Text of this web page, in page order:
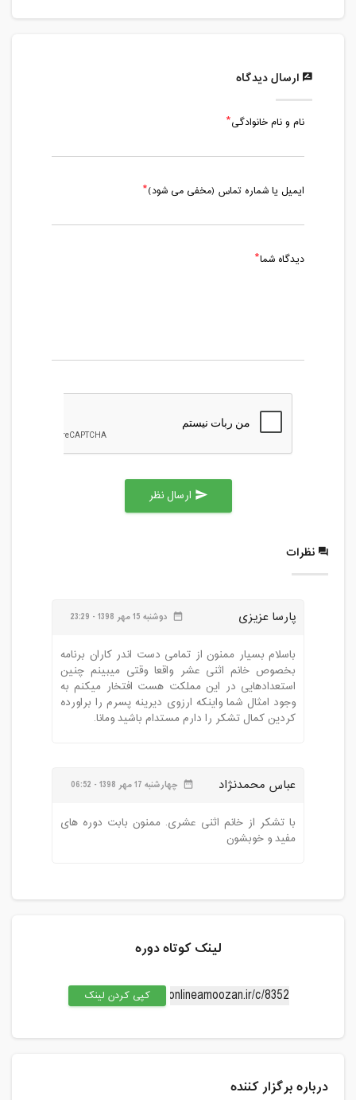
مدت کلاس : 01:00 ساعت
سه شنبه، 7 آبان 1398 / ساعت: 20:30 -
مدت کلاس : 01:00 ساعت
مدت کلاس : 01:00 ساعت
دوشنبه، 4 آذر 1398 / ساعت: 20:30 - 21:30
مدت کلاس : 01:00 ساعت
مدت کلاس : 01:00 ساعت
ارسال دیدگاه
نام و نام خانوادگی
ایمیل یا شماره تماس (مخفی می شود)
دیدگاه شما
send
نظرات
پارسا عزیزی date_range دوشنبه 15 مهر 1398 - 23:29
باسلام بسیار ممنون از تمامی دست اندر کاران برنامه
بخصوص خانم اثنی عشر واقعا وقتی میبینم چنین
استعدادهایی در این مملکت هست افتخار میکنم به
وجود امثال شما واینکه ارزوی دیرینه پسرم را براورده
کردین کمال تشکر را دارم مستدام باشید ومانا.
عباس محمدنژاد date_range چهارشنبه 17 مهر 1398 - 06:52
با تشکر از خانم اثنی عشری. ممنون بابت دوره های
مفید و خوبشون
لینک کوتاه دوره
کپی کردن لینک
درباره برگزار کننده